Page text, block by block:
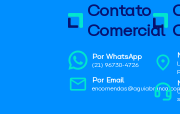
Contato
Comercial
Por WhatsApp
(21) 96730-4726
Por Email